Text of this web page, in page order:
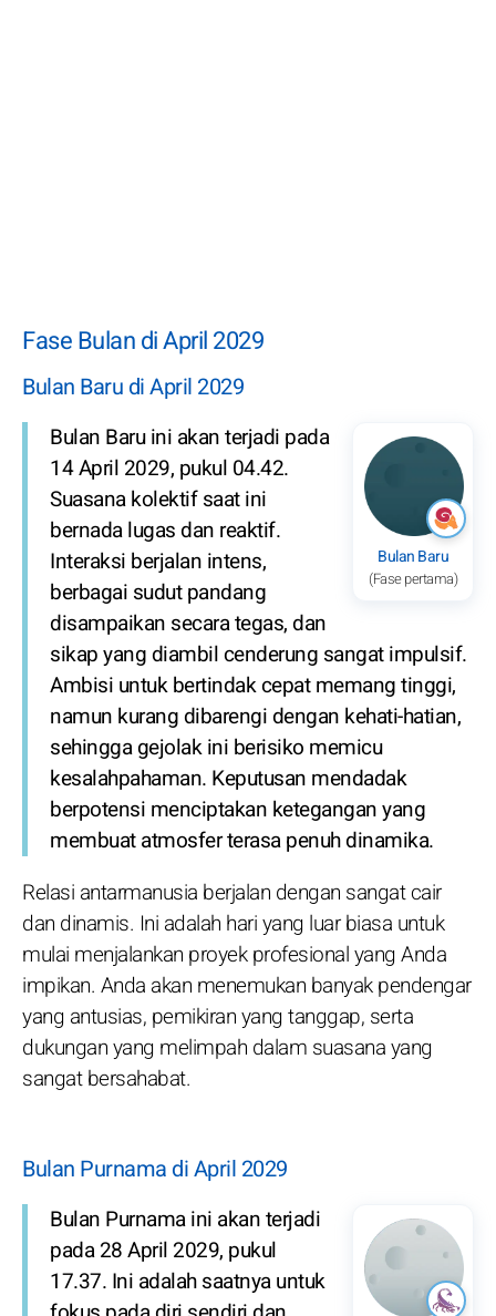
Fase Bulan di April 2029
Bulan Baru di April 2029
Bulan Baru
(Fase pertama)
Bulan Baru ini akan terjadi pada
14 April 2029, pukul 04.42.
Suasana kolektif saat ini
bernada lugas dan reaktif.
Interaksi berjalan intens,
berbagai sudut pandang
disampaikan secara tegas, dan
sikap yang diambil cenderung sangat impulsif.
Ambisi untuk bertindak cepat memang tinggi,
namun kurang dibarengi dengan kehati-hatian,
sehingga gejolak ini berisiko memicu
kesalahpahaman. Keputusan mendadak
berpotensi menciptakan ketegangan yang
membuat atmosfer terasa penuh dinamika.
Relasi antarmanusia berjalan dengan sangat cair
dan dinamis. Ini adalah hari yang luar biasa untuk
mulai menjalankan proyek profesional yang Anda
impikan. Anda akan menemukan banyak pendengar
yang antusias, pemikiran yang tanggap, serta
dukungan yang melimpah dalam suasana yang
sangat bersahabat.
Bulan Purnama di April 2029
Bulan Purnama ini akan terjadi
pada 28 April 2029, pukul
17.37. Ini adalah saatnya untuk